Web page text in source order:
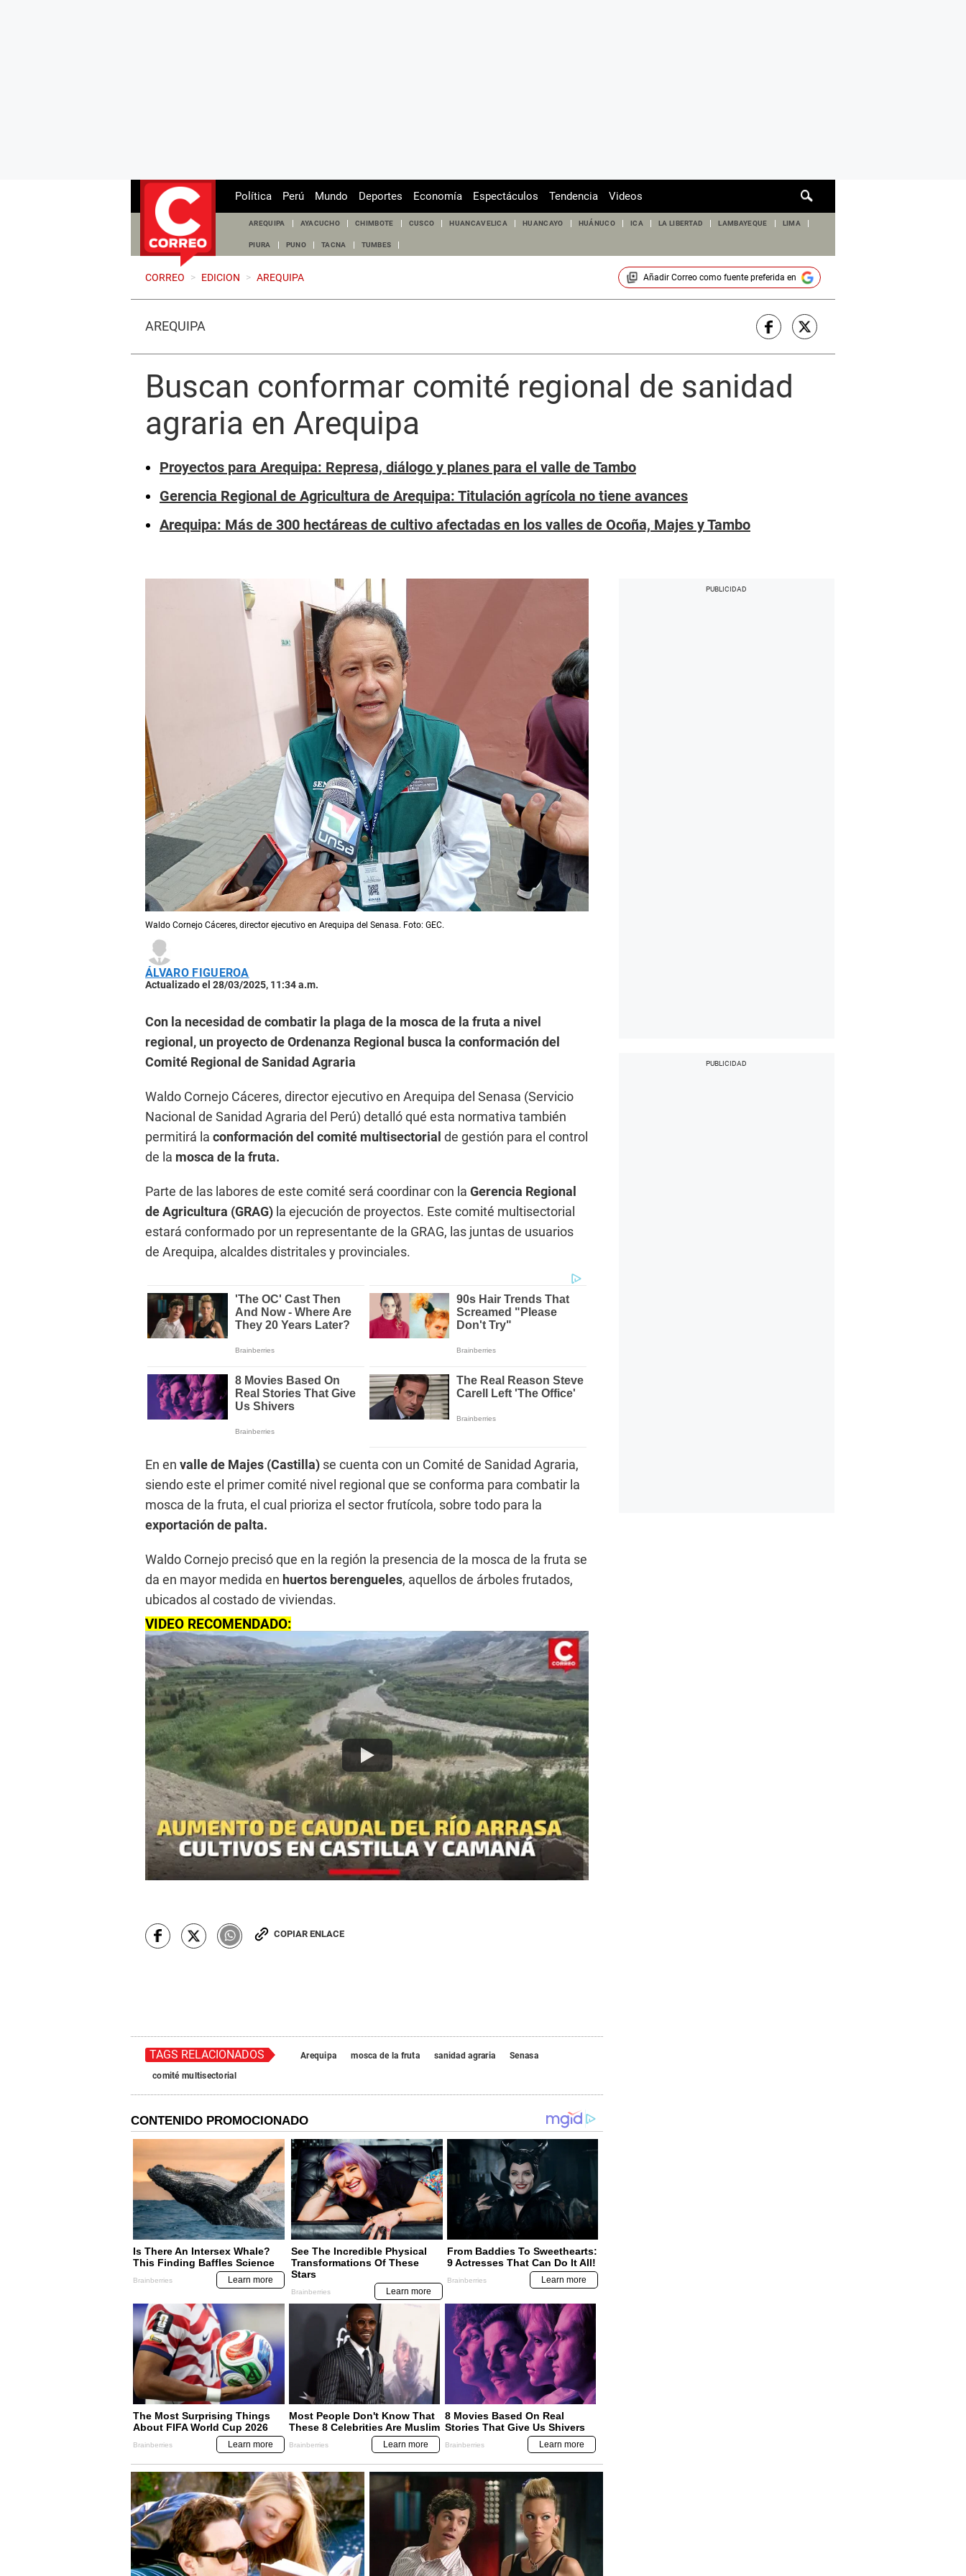
de
Política Perú Mundo Deportes Economía Espectáculos Tendencia Videos
AREQUIPA AYACUCHO CHIMBOTE CUSCO HUANCAVELICA HUANCAYO HUÁNUCO ICA LA LIBERTAD LAMBAYEQUE LIMA
PIURA PUNO TACNA TUMBES
CORREO > EDICION > AREQUIPA Añadir Correocomo fuente preferida en
AREQUIPA
Buscan conformar comité regional de sanidad
agraria en Arequipa
Proyectos para Arequipa: Represa, diálogo y planes para el valle de Tambo
Gerencia Regional de Agricultura de Arequipa: Titulación agrícola no tiene avances
Arequipa: Más de 300 hectáreas de cultivo afectadas en los valles de Ocoña, Majes y Tambo
Waldo Cornejo Cáceres, director ejecutivo en Arequipa del Senasa. Foto: GEC.
ÁLVARO FIGUEROA
Actualizado el 28/03/2025, 11:34 a.m.
Con la necesidad de combatir la plaga de la mosca de la fruta a nivel
regional, un proyecto de Ordenanza Regional busca la conformación del
Comité Regional de Sanidad Agraria
Waldo Cornejo Cáceres, director ejecutivo en Arequipa del Senasa (Servicio
Nacional de Sanidad Agraria del Perú) detalló qué esta normativa también
permitirá la conformación del comité multisectorial de gestión para el control
de la mosca de la fruta.
Parte de las labores de este comité será coordinar con la Gerencia Regional
de Agricultura (GRAG) la ejecución de proyectos. Este comité multisectorial
estará conformado por un representante de la GRAG, las juntas de usuarios
de Arequipa, alcaldes distritales y provinciales.
En en valle de Majes (Castilla) se cuenta con un Comité de Sanidad Agraria,
siendo este el primer comité nivel regional que se conforma para combatir la
mosca de la fruta, el cual prioriza el sector frutícola, sobre todo para la
exportación de palta.
Waldo Cornejo precisó que en la región la presencia de la mosca de la fruta se
da en mayor medida en huertos berengueles, aquellos de árboles frutados,
ubicados al costado de viviendas.
VIDEO RECOMENDADO:
COPIAR ENLACE
TAGS RELACIONADOS Arequipa mosca de la fruta sanidad agraria
Senasa
comité multisectorial